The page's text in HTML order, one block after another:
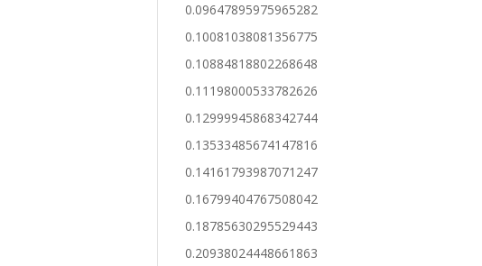
0.09647895975965282
0.10081038081356775
0.10884818802268648
0.11198000533782626
0.12999945868342744
0.13533485674147816
0.14161793987071247
0.16799404767508042
0.18785630295529443
0.20938024448661863